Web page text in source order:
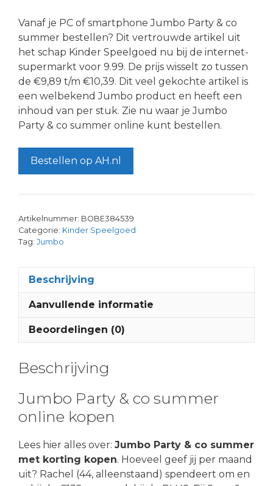
Vanaf je PC of smartphone Jumbo Party & co
summer bestellen? Dit vertrouwde artikel uit
het schap Kinder Speelgoed nu bij de internet-
supermarkt voor 9.99. De prijs wisselt zo tussen
de €9,89 t/m €10,39. Dit veel gekochte artikel is
een welbekend Jumbo product en heeft een
inhoud van per stuk. Zie nu waar je Jumbo
Party & co summer online kunt bestellen.
Bestellen op AH.nl
Artikelnummer: BOBE384539
Categorie: Kinder Speelgoed
Tag: Jumbo
Beschrijving
Aanvullende informatie
Beoordelingen (0)
Beschrijving
Jumbo Party & co summer
online kopen
Lees hier alles over: Jumbo Party & co summer
met korting kopen. Hoeveel geef jij per maand
uit? Rachel (44, alleenstaand) spendeert om en